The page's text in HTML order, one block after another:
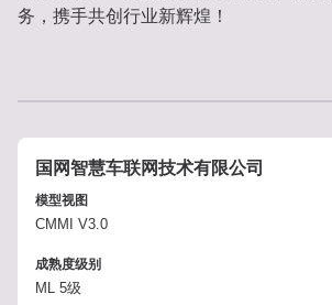
务，携手共创行业新辉煌！
国网智慧车联网技术有限公司
模型视图
CMMI V3.0
成熟度级别
ML 5级